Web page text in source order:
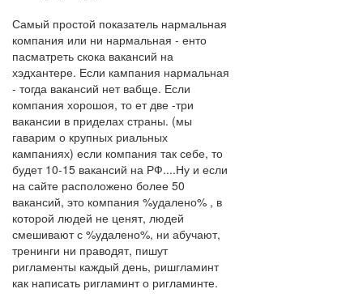
Самый простой показатель нармальная
компания или ни нармальная - енто
пасматреть скока вакансий на
хэдхантере. Если кампания нармальная
- тогда вакансий нет вабще. Если
компания хорошоя, то ет две -три
вакансии в приделах страны. (мы
гаварим о крупных риальных
кампаниях) если компания так себе, то
будет 10-15 вакансий на РФ....Ну и если
на сайте расположено более 50
вакансий, это компания %удалено% , в
которой людей не ценят, людей
смешивают с %удалено%, ни абучают,
тренинги ни праводят, пишут
ригламенты каждый день, ришгламинт
как написать ригламинт о ригламинте.